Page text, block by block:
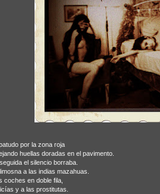
por la zona roja
huellas doradas en el pavimento.
el silencio borraba.
a las indias mazahuas.
coches en doble fila,
y a las prostitutas.